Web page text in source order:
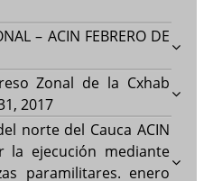
– ACIN FEBRERO DE
Zonal de la Cxhab
2017
norte del Cauca ACIN
la ejecución mediante
paramilitares. enero